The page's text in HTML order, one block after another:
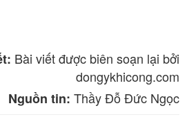
Bài viết được biên soạn lại bởi
dongykhicong.com
Nguồn tin: Thầy Đỗ Đức Ngọc